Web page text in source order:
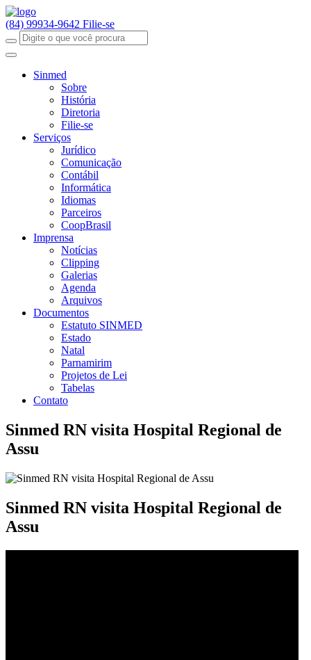
(84) 99934-9642 Filie-se
Sinmed
Sobre
História
Diretoria
Filie-se
Serviços
Jurídico
Comunicação
Contábil
Informática
Idiomas
Parceiros
CoopBrasil
Imprensa
Notícias
Clipping
Galerias
Agenda
Arquivos
Documentos
Estatuto SINMED
Estado
Natal
Parnamirim
Projetos de Lei
Tabelas
Contato
Sinmed RN visita Hospital Regional de
Assu
Sinmed RN visita Hospital Regional de
Assu